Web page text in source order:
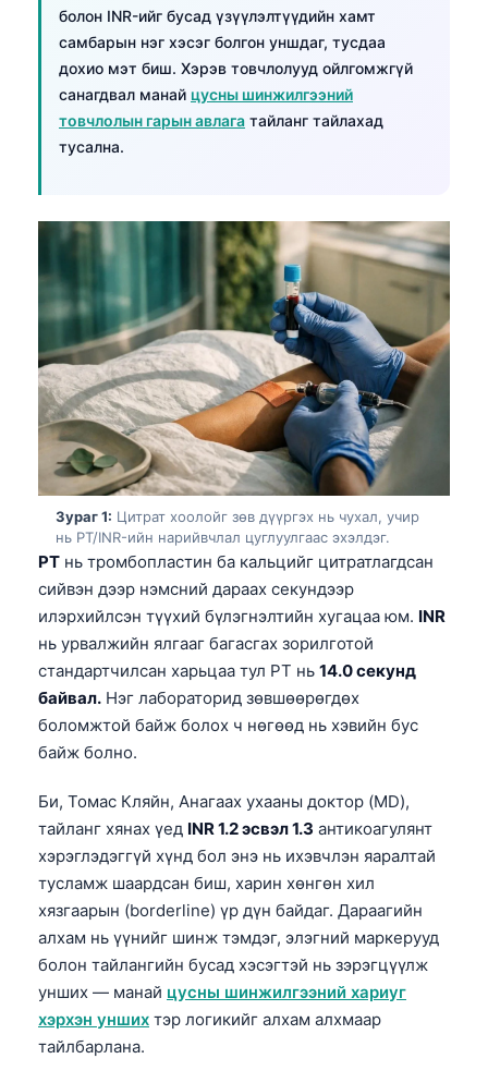
болон INR-ийг бусад үзүүлэлтүүдийн хамт
самбарын нэг хэсэг болгон уншдаг, тусдаа
дохио мэт биш. Хэрэв товчлолууд ойлгомжгүй
санагдвал манай цусны шинжилгээний
товчлолын гарын авлага тайланг тайлахад
тусална.
Зураг 1: Цитрат хоолойг зөв дүүргэх нь чухал, учир
нь PT/INR-ийн нарийвчлал цуглуулгаас эхэлдэг.
PT нь тромбопластин ба кальцийг цитратлагдсан
сийвэн дээр нэмсний дараах секундээр
илэрхийлсэн түүхий бүлэгнэлтийн хугацаа юм. INR
нь урвалжийн ялгааг багасгах зорилготой
стандартчилсан харьцаа тул PT нь 14.0 секунд
байвал. Нэг лабораторид зөвшөөрөгдөх
боломжтой байж болох ч нөгөөд нь хэвийн бус
байж болно.
Би, Томас Кляйн, Анагаах ухааны доктор (MD),
тайланг хянах үед INR 1.2 эсвэл 1.3 антикоагулянт
хэрэглэдэггүй хүнд бол энэ нь ихэвчлэн яаралтай
тусламж шаардсан биш, харин хөнгөн хил
хязгаарын (borderline) үр дүн байдаг. Дараагийн
алхам нь үүнийг шинж тэмдэг, элэгний маркерууд
болон тайлангийн бусад хэсэгтэй нь зэрэгцүүлж
унших — манай цусны шинжилгээний хариуг
хэрхэн унших тэр логикийг алхам алхмаар
тайлбарлана.